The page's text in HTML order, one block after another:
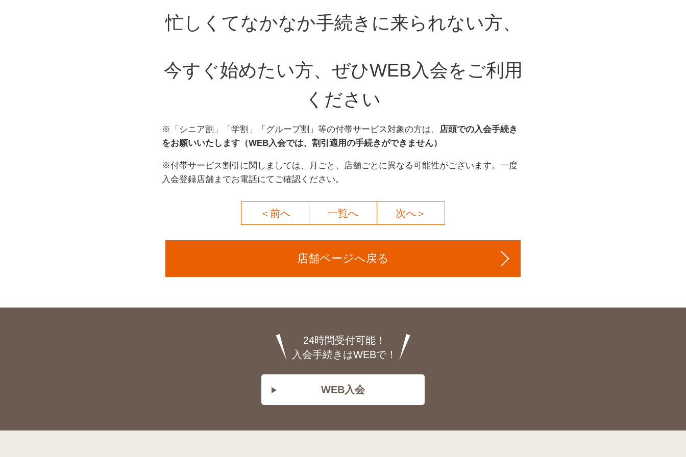
忙しくてなかなか手続きに来られない方、
今すぐ始めたい方、ぜひWEB入会をご利用
ください
※「シニア割」「学割」「グループ割」等の付帯サービス対象の方は、
店頭での入会手続き
をお願いいたします（WEB入会では、割引適用の手続きができません）
※付帯サービス割引に関しましては、月ごと、店舗ごとに異なる可能性がございます。一度
入会登録店舗までお電話にてご確認ください。
＜前へ 一覧へ 次へ＞
店舗ページへ戻る
24時間受付可能！
入会手続きはWEBで！
WEB入会